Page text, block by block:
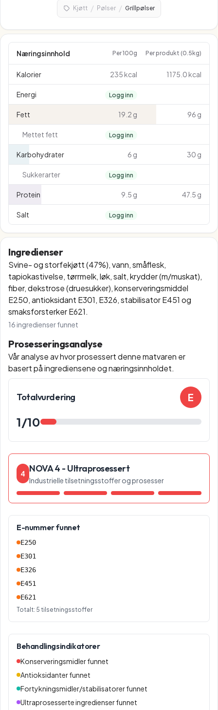
Kjøtt / Pølser / Grillpølser
Næringsinnhold Per 100g Per produkt (0.5kg)
Kalorier 235 kcal 1175.0 kcal
Energi Logg inn
Fett 19.2 g 96 g
Mettet fett Logg inn
Karbohydrater 6 g 30 g
Sukkerarter Logg inn
Protein 9.5 g 47.5 g
Salt Logg inn
Ingredienser
Svine- og storfekjøtt (47%), vann, småflesk,
tapiokastivelse, tørrmelk, løk, salt, krydder (m/muskat),
fiber, dekstrose (druesukker), konserveringsmiddel
E250, antioksidant E301, E326, stabilisator E451 og
smaksforsterker E621.
16 ingredienser funnet
Prosesseringsanalyse
Vår analyse av hvor prosessert denne matvaren er
basert på ingrediensene og næringsinnholdet.
Totalvurdering E
1/10
4 NOVA 4 - Ultraprosessert
Industrielle tilsetningsstoffer og prosesser
E-nummer funnet
E250
E301
E326
E451
E621
Totalt: 5 tilsetningsstoffer
Behandlingsindikatorer
Konserveringsmidler funnet
Antioksidanter funnet
Fortykningsmidler/stabilisatorer funnet
Ultraprosesserte ingredienser funnet